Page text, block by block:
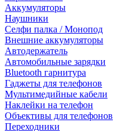
Аккумуляторы
Наушники
Селфи палка / Монопод
Внешние аккумуляторы
Автодержатель
Автомобильные зарядки
Bluetooth гарнитура
Гаджеты для телефонов
Мультимедийные кабели
Наклейки на телефон
Объективы для телефонов
Переходники